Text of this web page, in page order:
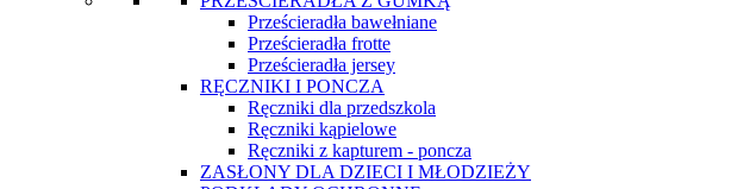
Prześcieradła bawełniane
Prześcieradła frotte
Prześcieradła jersey
RĘCZNIKI I PONCZA
Ręczniki dla przedszkola
Ręczniki kąpielowe
Ręczniki z kapturem - poncza
ZASŁONY DLA DZIECI I MŁODZIEŻY